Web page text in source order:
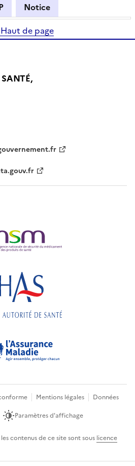
Notice
Haut de page
Mentions légales
Données
Paramètres d'affichage
contenus de ce site sont sous licence